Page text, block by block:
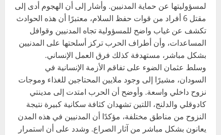
لمسؤوليتها عن حماية المدنيين. وأشار إلى أن الهجوم أدى إلى
مقتل 6 أفراد من قوات حفظ السلام، معتبرًا أن هذه الحوادث
تكشف عن غياب واضح للمسؤولية تجاه المدنيين وقوافل
المساعدات، وأن أطراف الحرب تركز أسلحتها على المدنيين
بشكل مباشر، مستهدفة كذلك فرق العمل الإنساني.
وسلط عثمان الضوء على تفاقم الأزمة الإنسانية في
السودان، مشيرًا إلى وجود ملايين المحتاجين للغذاء وموجات
نزوح داخلي واسعة. وأوضح أن الحرب امتدت إلى مدينتي
كادوقلي والدلنج، اللتين تشهدان كثافة سكانية كبيرة نتيجة
النزوح من مناطق مختلفة، مؤكدًا أن المدنيين في هذه المدن
يعانون بشكل مباشر من آثار الصراع. وشدد على أن استمرار